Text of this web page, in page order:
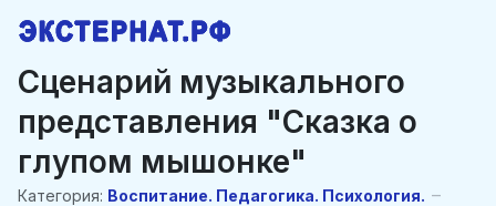
Сценарий музыкального
представления "Сказка о
глупом мышонке"
Категория: Воспитание. Педагогика. Психология.